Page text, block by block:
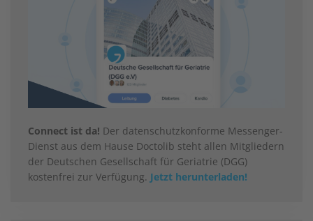
Connect ist da! Der datenschutzkonforme Messenger-
Dienst aus dem Hause Doctolib steht allen Mitgliedern
der Deutschen Gesellschaft für Geriatrie (DGG)
kostenfrei zur Verfügung. Jetzt herunterladen!